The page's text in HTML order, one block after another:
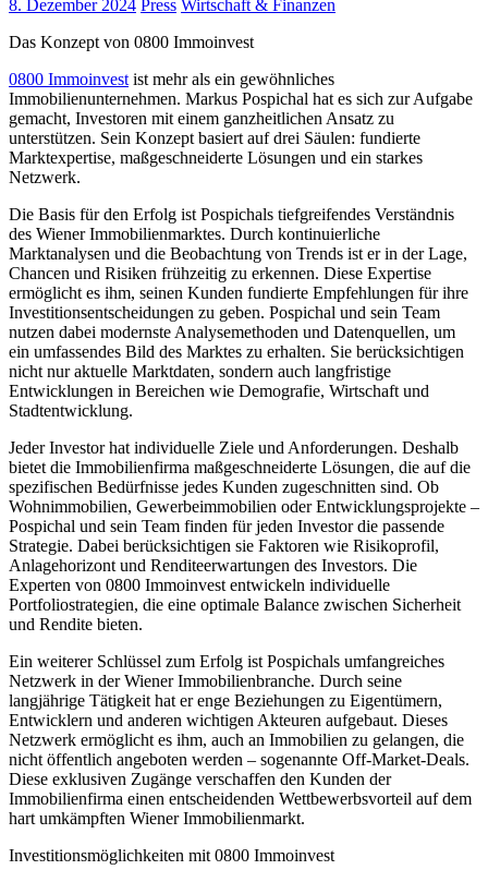
8. Dezember 2024 Press Wirtschaft & Finanzen
Das Konzept von 0800 Immoinvest
0800 Immoinvest ist mehr als ein gewöhnliches
Immobilienunternehmen. Markus Pospichal hat es sich zur Aufgabe
gemacht, Investoren mit einem ganzheitlichen Ansatz zu
unterstützen. Sein Konzept basiert auf drei Säulen: fundierte
Marktexpertise, maßgeschneiderte Lösungen und ein starkes
Netzwerk.
Die Basis für den Erfolg ist Pospichals tiefgreifendes Verständnis
des Wiener Immobilienmarktes. Durch kontinuierliche
Marktanalysen und die Beobachtung von Trends ist er in der Lage,
Chancen und Risiken frühzeitig zu erkennen. Diese Expertise
ermöglicht es ihm, seinen Kunden fundierte Empfehlungen für ihre
Investitionsentscheidungen zu geben. Pospichal und sein Team
nutzen dabei modernste Analysemethoden und Datenquellen, um
ein umfassendes Bild des Marktes zu erhalten. Sie berücksichtigen
nicht nur aktuelle Marktdaten, sondern auch langfristige
Entwicklungen in Bereichen wie Demografie, Wirtschaft und
Stadtentwicklung.
Jeder Investor hat individuelle Ziele und Anforderungen. Deshalb
bietet die Immobilienfirma maßgeschneiderte Lösungen, die auf die
spezifischen Bedürfnisse jedes Kunden zugeschnitten sind. Ob
Wohnimmobilien, Gewerbeimmobilien oder Entwicklungsprojekte –
Pospichal und sein Team finden für jeden Investor die passende
Strategie. Dabei berücksichtigen sie Faktoren wie Risikoprofil,
Anlagehorizont und Renditeerwartungen des Investors. Die
Experten von 0800 Immoinvest entwickeln individuelle
Portfoliostrategien, die eine optimale Balance zwischen Sicherheit
und Rendite bieten.
Ein weiterer Schlüssel zum Erfolg ist Pospichals umfangreiches
Netzwerk in der Wiener Immobilienbranche. Durch seine
langjährige Tätigkeit hat er enge Beziehungen zu Eigentümern,
Entwicklern und anderen wichtigen Akteuren aufgebaut. Dieses
Netzwerk ermöglicht es ihm, auch an Immobilien zu gelangen, die
nicht öffentlich angeboten werden – sogenannte Off-Market-Deals.
Diese exklusiven Zugänge verschaffen den Kunden der
Immobilienfirma einen entscheidenden Wettbewerbsvorteil auf dem
hart umkämpften Wiener Immobilienmarkt.
Investitionsmöglichkeiten mit 0800 Immoinvest